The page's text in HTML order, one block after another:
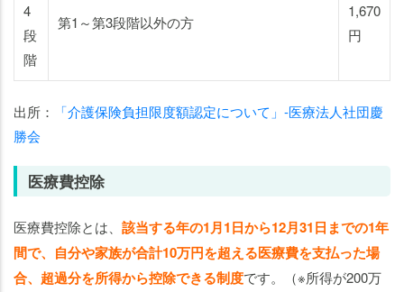
4
段
階
第1～第3段階以外の方
1,670
円
出所：
「介護保険負担限度額認定について」-医療法人社団慶
勝会
医療費控除
医療費控除とは、 該当する年の1月1日から12月31日までの1年
間で、自分や家族が合計10万円を超える医療費を支払った場
合、超過分を所得から控除できる制度です。（※所得が200万